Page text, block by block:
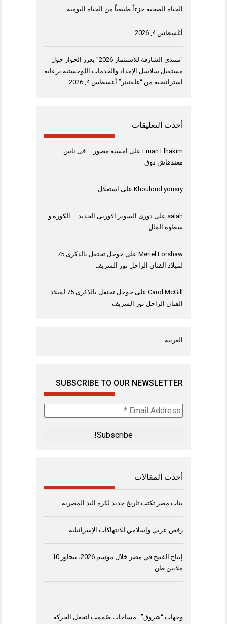
الحياة الصحية جزءاً طبيعياً من الحياة اليومية
أغسطس 4, 2026
“منتدى الشارقة للاستثمار 2026” يعزز الحوار حول
مستقبل سلاسل الإمداد والخدمات اللوجستية برعاية
استراتيجية من “غلفتينر” أغسطس 4, 2026
أحدث التعليقات
Eman Elhakim على امسية مصور – فى ناس
معندهاش ذوق
Khouloud yousry على استغلال
salah على دورى السوبر الاوربى الجديد – الكورة و
سطوة المال
Meriel Forshaw على
جوجل تحتفل بالذكرى 75
لميلاد الفنان الراحل نور الشريف
Carol McGill على
جوجل تحتفل بالذكرى 75 لميلاد
الفنان الراحل نور الشريف
العربية
SUBSCRIBE TO OUR NEWSLETTER
Email
Address
أحدث المقالات
بنات مصر تكتب تاريخ جديد لكرة اليد المصرية
رفض عربي وإسلامي للانتهاكات الإسرائيلية
إنتاج القمح في مصر خلال موسم 2026، يتجاوز 10
ملايين طن
وجهات “شروق”.. مساحات صُممت لتجعل الحركة